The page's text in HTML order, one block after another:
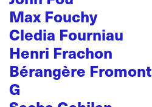
Max Fouchy
Cledia Fourniau
Henri Frachon
Bérangère Fromont
G